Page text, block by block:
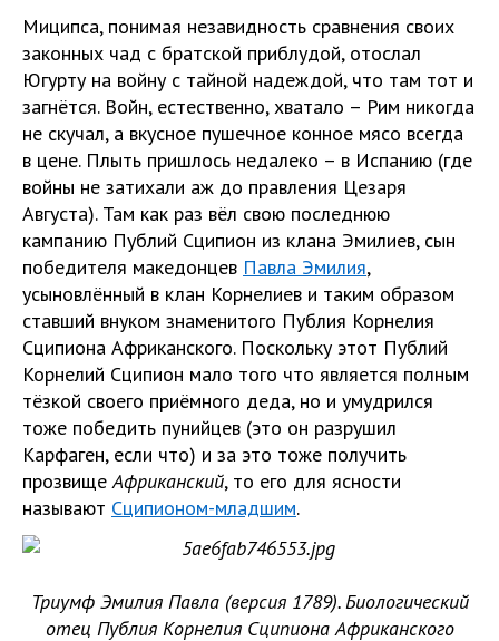
Миципса, понимая незавидность сравнения своих
законных чад с братской приблудой, отослал
Югурту на войну с тайной надеждой, что там тот и
загнётся. Войн, естественно, хватало – Рим никогда
не скучал, а вкусное пушечное конное мясо всегда
в цене. Плыть пришлось недалеко – в Испанию (где
войны не затихали аж до правления Цезаря
Августа). Там как раз вёл свою последнюю
кампанию Публий Сципион из клана Эмилиев, сын
победителя македонцев Павла Эмилия,
усыновлённый в клан Корнелиев и таким образом
ставший внуком знаменитого Публия Корнелия
Сципиона Африканского. Поскольку этот Публий
Корнелий Сципион мало того что является полным
тёзкой своего приёмного деда, но и умудрился
тоже победить пунийцев (это он разрушил
Карфаген, если что) и за это тоже получить
прозвищеАфриканский, то его для ясности
называют Сципионом-младшим.
Триумф Эмилия Павла (версия 1789). Биологический
отец Публия Корнелия Сципиона Африканского